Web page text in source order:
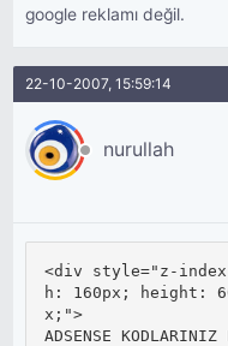
google reklamı değil.
22-10-2007, 15:59:14
nurullah
<div style="z-
h: 160px; height:
x;">
ADSENSE KODLARINIZ